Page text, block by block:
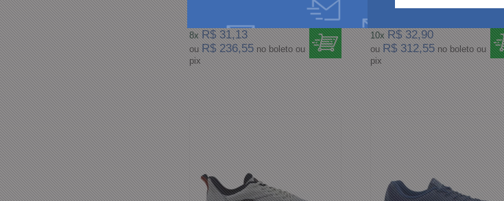
8x R$ 31,13
ou R$ 236,55 no boleto ou
pix
10x R$ 32,90
ou R$ 312,55 no boleto ou
pix